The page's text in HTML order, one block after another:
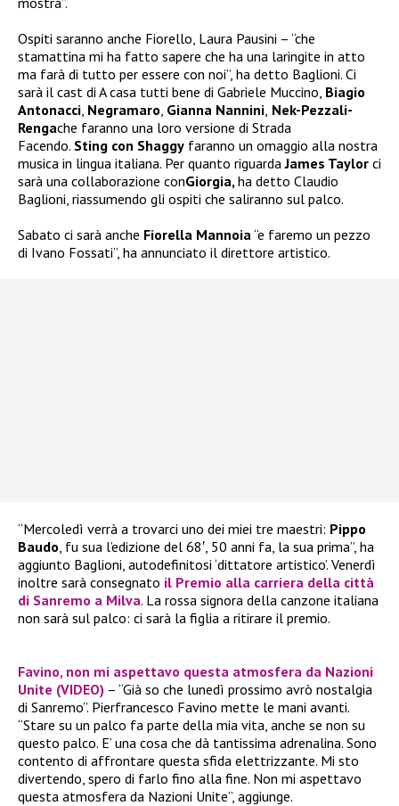
Ospiti saranno anche Fiorello, Laura Pausini – “che
stamattina mi ha fatto sapere che ha una laringite in atto
ma farà di tutto per essere con noi”, ha detto Baglioni. Ci
sarà il cast di A casa tutti bene di Gabriele Muccino, Biagio
Antonacci Negramaro Gianna Nannini Nek-Pezzali-
Rengache faranno una loro versione di Strada
Facendo. Sting con Shaggy faranno un omaggio alla nostra
musica in lingua italiana. Per quanto riguarda James Taylor ci
sarà una collaborazione conGiorgia, ha detto Claudio
Baglioni, riassumendo gli ospiti che saliranno sul palco.
Sabato ci sarà anche Fiorella Mannoia “e faremo un pezzo
di Ivano Fossati”, ha annunciato il direttore artistico.
“Mercoledì verrà a trovarci uno dei miei tre maestri: Pippo
Baudo , fu sua l’edizione del 68′, 50 anni fa, la sua prima”, ha
aggiunto Baglioni, autodefinitosi ‘dittatore artistico’. Venerdì
inoltre sarà consegnato il Premio alla carriera della città
di Sanremo a Milva. La rossa signora della canzone italiana
non sarà sul palco: ci sarà la figlia a ritirare il premio.
Favino, non mi aspettavo questa atmosfera da Nazioni
Unite (VIDEO) – “Già so che lunedì prossimo avrò nostalgia
di Sanremo”. Pierfrancesco Favino mette le mani avanti.
“Stare su un palco fa parte della mia vita, anche se non su
questo palco. E’ una cosa che dà tantissima adrenalina. Sono
contento di affrontare questa sfida elettrizzante. Mi sto
divertendo, spero di farlo fino alla fine. Non mi aspettavo
questa atmosfera da Nazioni Unite”, aggiunge.